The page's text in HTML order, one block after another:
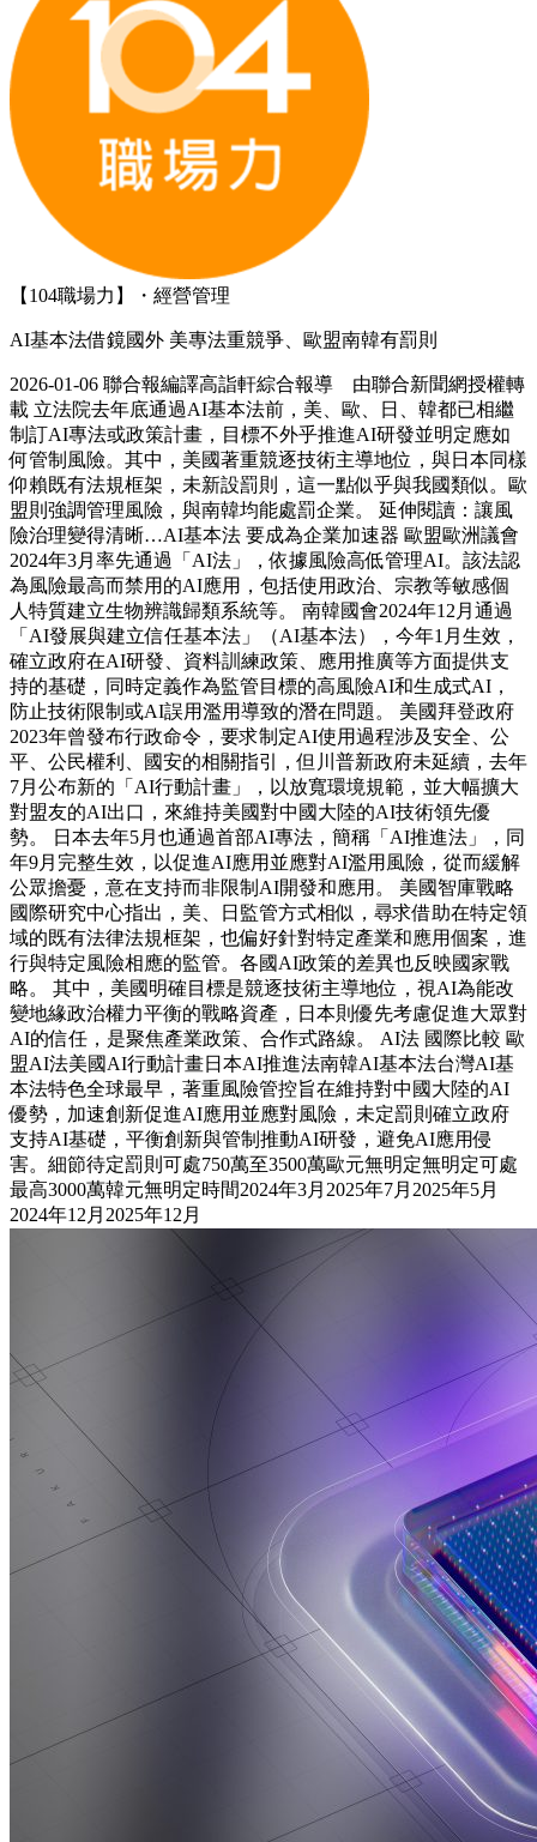
【104職場力】・經營管理
AI基本法借鏡國外 美專法重競爭、歐盟南韓有罰則
2026-01-06 聯合報編譯高詣軒綜合報導 由聯合新聞網授權轉
載 立法院去年底通過AI基本法前，美、歐、日、韓都已相繼
制訂AI專法或政策計畫，目標不外乎推進AI研發並明定應如
何管制風險。其中，美國著重競逐技術主導地位，與日本同樣
仰賴既有法規框架，未新設罰則，這一點似乎與我國類似。歐
盟則強調管理風險，與南韓均能處罰企業。 延伸閱讀：讓風
險治理變得清晰…AI基本法 要成為企業加速器 歐盟歐洲議會
2024年3月率先通過「AI法」，依據風險高低管理AI。該法認
為風險最高而禁用的AI應用，包括使用政治、宗教等敏感個
人特質建立生物辨識歸類系統等。 南韓國會2024年12月通過
「AI發展與建立信任基本法」（AI基本法），今年1月生效，
確立政府在AI研發、資料訓練政策、應用推廣等方面提供支
持的基礎，同時定義作為監管目標的高風險AI和生成式AI，
防止技術限制或AI誤用濫用導致的潛在問題。 美國拜登政府
2023年曾發布行政命令，要求制定AI使用過程涉及安全、公
平、公民權利、國安的相關指引，但川普新政府未延續，去年
7月公布新的「AI行動計畫」，以放寬環境規範，並大幅擴大
對盟友的AI出口，來維持美國對中國大陸的AI技術領先優
勢。 日本去年5月也通過首部AI專法，簡稱「AI推進法」，同
年9月完整生效，以促進AI應用並應對AI濫用風險，從而緩解
公眾擔憂，意在支持而非限制AI開發和應用。 美國智庫戰略
國際研究中心指出，美、日監管方式相似，尋求借助在特定領
域的既有法律法規框架，也偏好針對特定產業和應用個案，進
行與特定風險相應的監管。各國AI政策的差異也反映國家戰
略。 其中，美國明確目標是競逐技術主導地位，視AI為能改
變地緣政治權力平衡的戰略資產，日本則優先考慮促進大眾對
AI的信任，是聚焦產業政策、合作式路線。 AI法 國際比較 歐
盟AI法美國AI行動計畫日本AI推進法南韓AI基本法台灣AI基
本法特色全球最早，著重風險管控旨在維持對中國大陸的AI
優勢，加速創新促進AI應用並應對風險，未定罰則確立政府
支持AI基礎，平衡創新與管制推動AI研發，避免AI應用侵
害。細節待定罰則可處750萬至3500萬歐元無明定無明定可處
最高3000萬韓元無明定時間2024年3月2025年7月2025年5月
2024年12月2025年12月